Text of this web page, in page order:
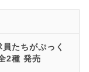
たちがぷっく
2種 発売